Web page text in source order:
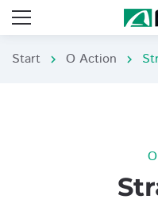
Start chevron_right O Action chevron_right